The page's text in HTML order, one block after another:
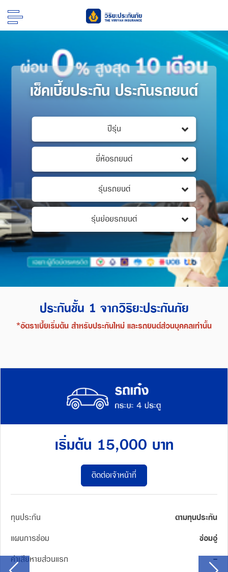
เช็คเบี้ยประกัน ประกันรถยนต์
ปีรุ่น
ยี่ห้อรถยนต์
รุ่นรถยนต์
รุ่นย่อยรถยนต์
ประกันชั้น 1 จากวิริยะประกันภัย
*อัตราเบี้ยเริ่มต้น สำหรับประกันใหม่ และรถยนต์ส่วนบุคคลเท่านั้น
เริ่มต้น 15,000 บาท
ติดต่อเจ้าหน้าที่
ทุนประกัน
ตามทุนประกัน
แผนการซ่อม
ซ่อมอู่
ค่าเสียหายส่วนแรก
-